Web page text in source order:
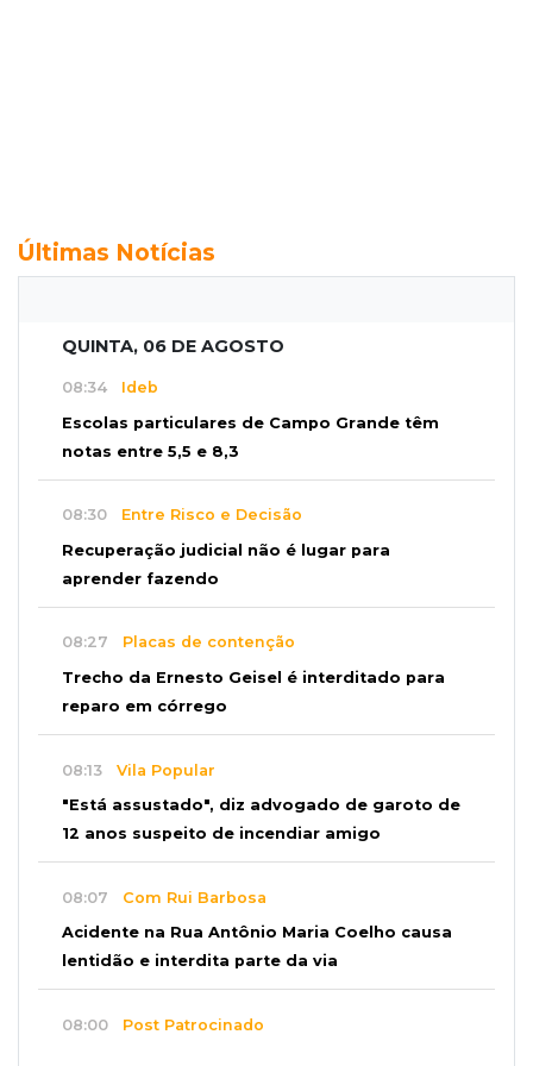
Últimas Notícias
QUINTA, 06 DE AGOSTO
08:34 Ideb
Escolas particulares de Campo Grande têm
notas entre 5,5 e 8,3
08:30 Entre Risco e Decisão
Recuperação judicial não é lugar para
aprender fazendo
08:27 Placas de contenção
Trecho da Ernesto Geisel é interditado para
reparo em córrego
08:13 Vila Popular
"Está assustado", diz advogado de garoto de
12 anos suspeito de incendiar amigo
08:07 Com Rui Barbosa
Acidente na Rua Antônio Maria Coelho causa
lentidão e interdita parte da via
08:00 Post Patrocinado